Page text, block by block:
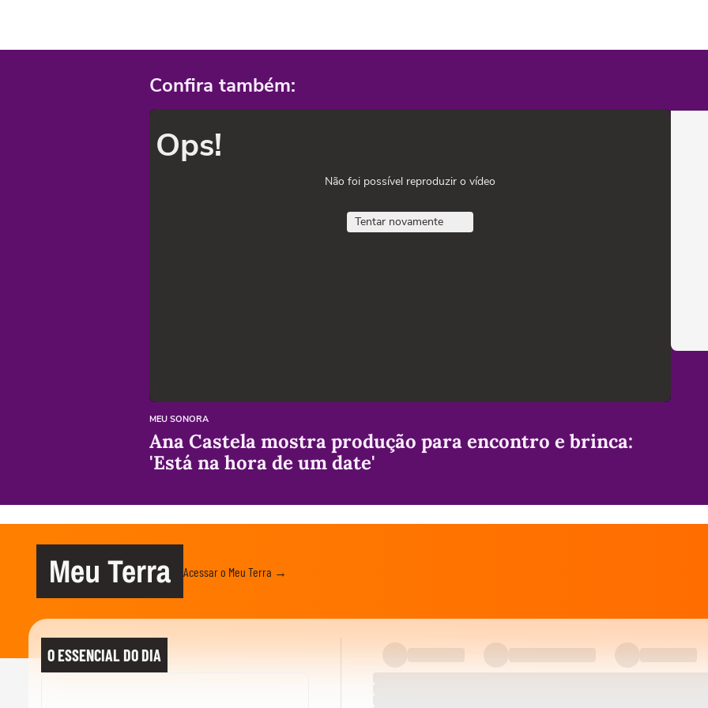
Confira também:
Ops!
Não foi possível reproduzir o vídeo
Tentar novamente
MEU SONORA
Ana Castela mostra produção para encontro e brinca:
'Está na hora de um date'
Meu Terra Acessar o Meu Terra →
O ESSENCIAL DO DIA